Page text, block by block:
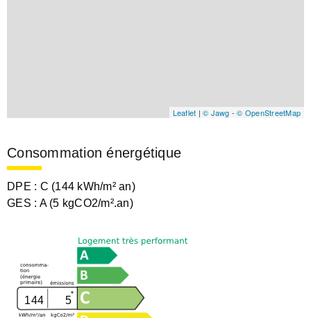
Leaflet | © Jawg -© OpenStreetMap
Consommation énergétique
DPE : C (144 kWh/m² an)
GES : A (5 kgCO2/m².an)
144 5